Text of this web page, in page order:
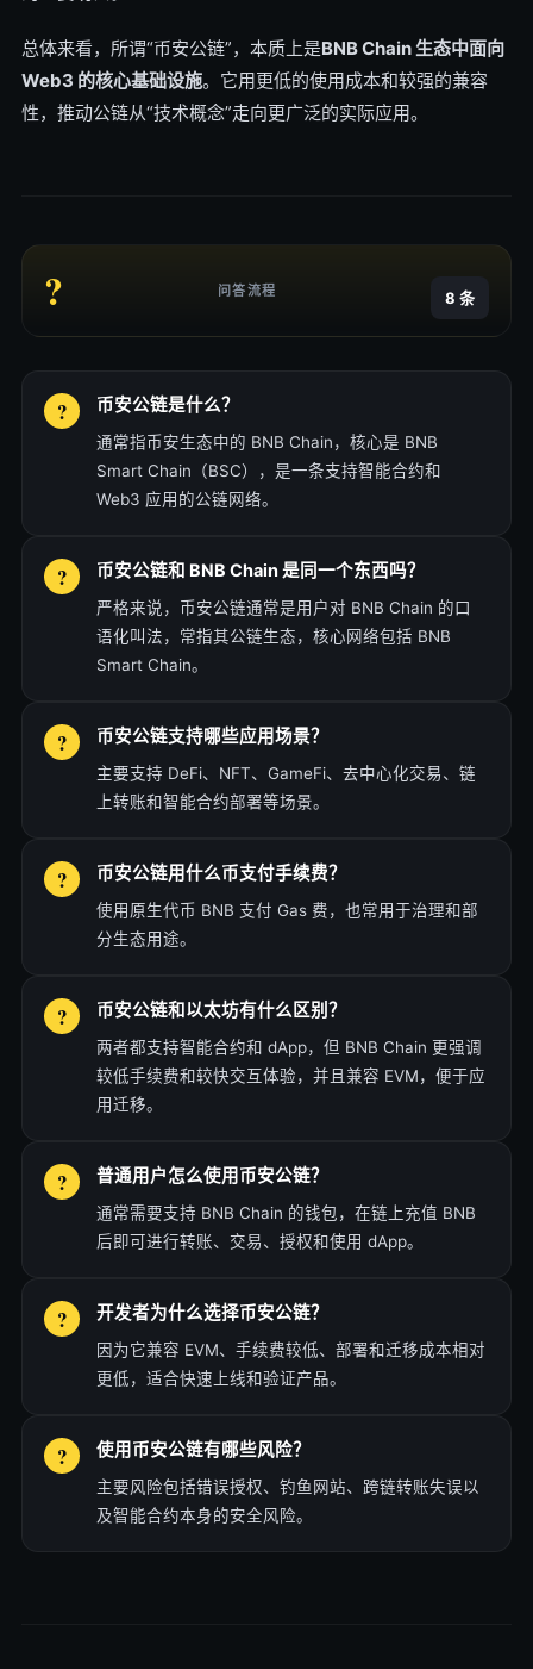
总体来看，所谓“币安公链”，本质上是BNB Chain 生态中面向
Web3 的核心基础设施。它用更低的使用成本和较强的兼容
性，推动公链从“技术概念”走向更广泛的实际应用。
? 问答流程 8 条
币安公链是什么？
通常指币安生态中的 BNB Chain，核心是 BNB
Smart Chain（BSC），是一条支持智能合约和
Web3 应用的公链网络。
币安公链和 BNB Chain 是同一个东西吗？
严格来说，币安公链通常是用户对 BNB Chain 的口
语化叫法，常指其公链生态，核心网络包括 BNB
Smart Chain。
币安公链支持哪些应用场景？
主要支持 DeFi、NFT、GameFi、去中心化交易、链
上转账和智能合约部署等场景。
币安公链用什么币支付手续费？
使用原生代币 BNB 支付 Gas 费，也常用于治理和部
分生态用途。
币安公链和以太坊有什么区别？
两者都支持智能合约和 dApp，但 BNB Chain 更强调
较低手续费和较快交互体验，并且兼容 EVM，便于应
用迁移。
普通用户怎么使用币安公链？
通常需要支持 BNB Chain 的钱包，在链上充值 BNB
后即可进行转账、交易、授权和使用 dApp。
开发者为什么选择币安公链？
因为它兼容 EVM、手续费较低、部署和迁移成本相对
更低，适合快速上线和验证产品。
使用币安公链有哪些风险？
主要风险包括错误授权、钓鱼网站、跨链转账失误以
及智能合约本身的安全风险。